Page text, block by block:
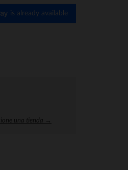
is already available
una tienda →